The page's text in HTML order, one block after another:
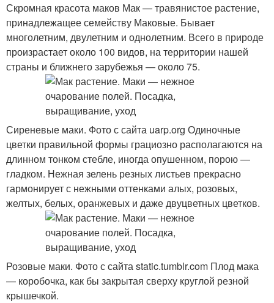
Скромная красота маков Мак — травянистое растение,
принадлежащее семейству Маковые. Бывает
многолетним, двулетним и однолетним. Всего в природе
произрастает около 100 видов, на территории нашей
страны и ближнего зарубежья — около 75.
Сиреневые маки. Фото с сайта uarp.org Одиночные
цветки правильной формы грациозно располагаются на
длинном тонком стебле, иногда опушенном, порою —
гладком. Нежная зелень резных листьев прекрасно
гармонирует с нежными оттенками алых, розовых,
желтых, белых, оранжевых и даже двуцветных цветков.
Розовые маки. Фото с сайта static.tumblr.com Плод мака
— коробочка, как бы закрытая сверху круглой резной
крышечкой.